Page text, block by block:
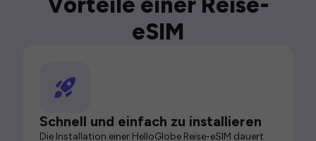
eSIM
Schnell und einfach zu installieren
Die Installation einer HelloGlobe Reise-eSIM dauert